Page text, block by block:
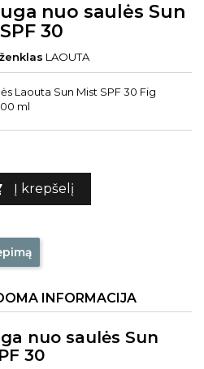
nuo saulės Sun
30
LAOUTA
Laouta Sun Mist SPF 30 Fig
ml
Į krepšelį
INFORMACIJA
nuo saulės Sun
30